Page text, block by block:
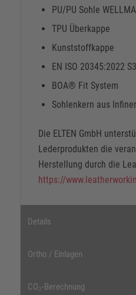
PU/PU Sohle
TPU Überkappe
Kunststoffkappe
EN ISO 20345:2022
BOA® Fit System
Sohlenkern aus
Die ELTEN GmbH
Lederprodukten die
Herstellung durch die
https://
Details
Ortho / Einlagen
CO₂-Berechnung